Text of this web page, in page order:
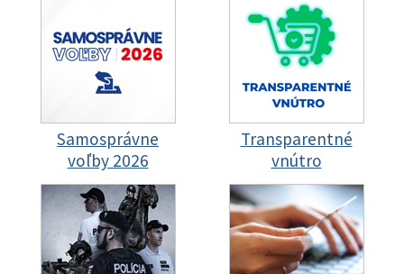
Samosprávne
voľby 2026
Transparentné
vnútro